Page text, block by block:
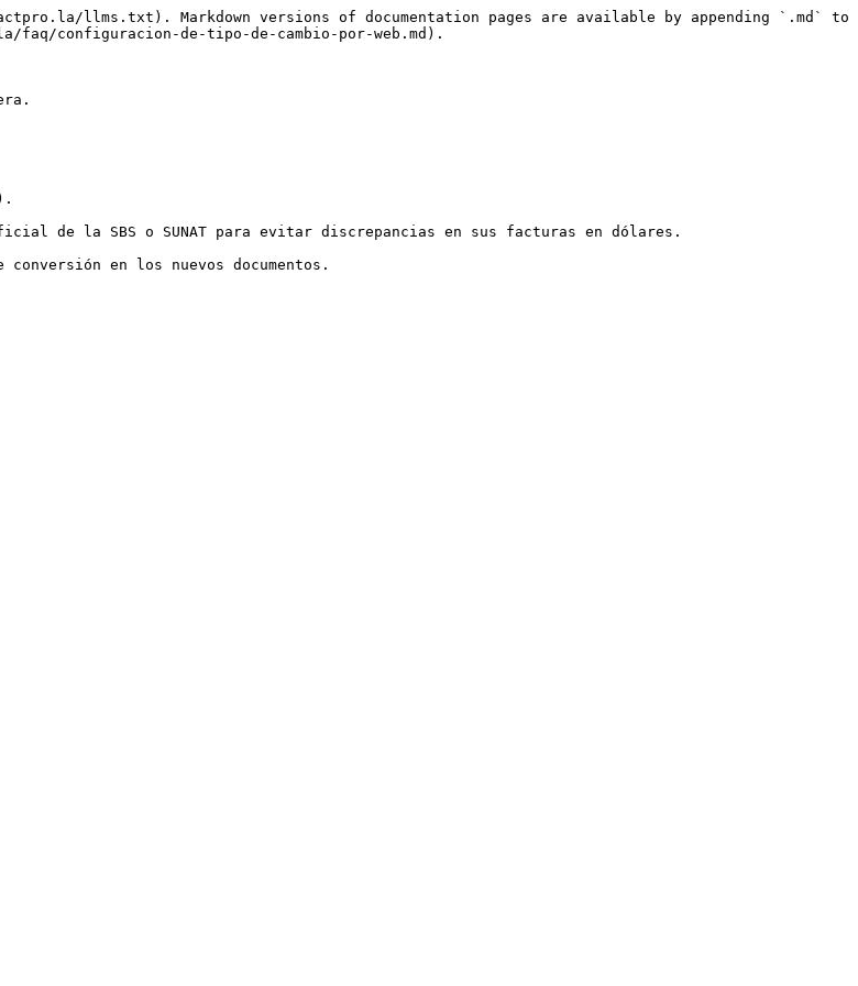
llms.txt). Markdown versions of documentation pages are available by appending `.md` to
configuracion-de-tipo-de-cambio-por-web.md).
de la SBS o SUNAT para evitar discrepancias en sus facturas en dólares.